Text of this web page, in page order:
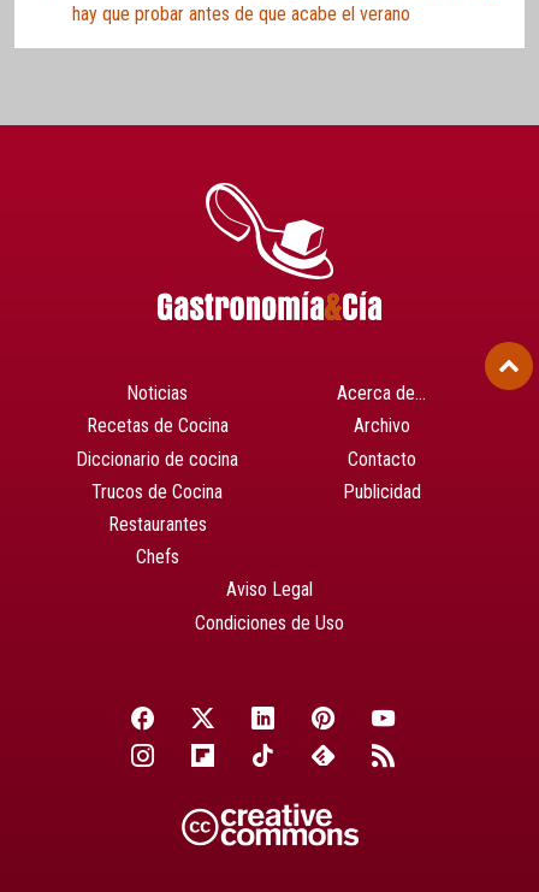
hay que probar antes de que acabe el verano
Noticias
Recetas de Cocina
Diccionario de cocina
Trucos de Cocina
Restaurantes
Chefs
Acerca de…
Archivo
Contacto
Publicidad
Aviso Legal
Condiciones de Uso